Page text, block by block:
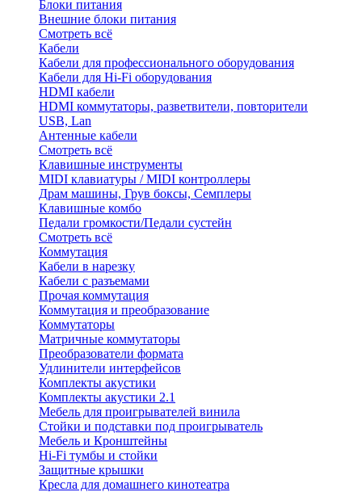
Блоки питания
Внешние блоки питания
Смотреть всё
Кабели
Кабели для профессионального оборудования
Кабели для Hi-Fi оборудования
HDMI кабели
HDMI коммутаторы, разветвители, повторители
USB, Lan
Антенные кабели
Смотреть всё
Клавишные инструменты
MIDI клавиатуры / MIDI контроллеры
Драм машины, Грув боксы, Семплеры
Клавишные комбо
Педали громкости/Педали сустейн
Смотреть всё
Коммутация
Кабели в нарезку
Кабели с разъемами
Прочая коммутация
Коммутация и преобразование
Коммутаторы
Матричные коммутаторы
Преобразователи формата
Удлинители интерфейсов
Комплекты акустики
Комплекты акустики 2.1
Мебель для проигрывателей винила
Стойки и подставки под проигрыватель
Мебель и Кронштейны
Hi-Fi тумбы и стойки
Защитные крышки
Кресла для домашнего кинотеатра